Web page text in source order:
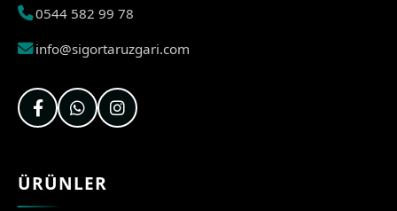
0544 582 99 78
info@sigortaruzgari.com
ÜRÜNLER